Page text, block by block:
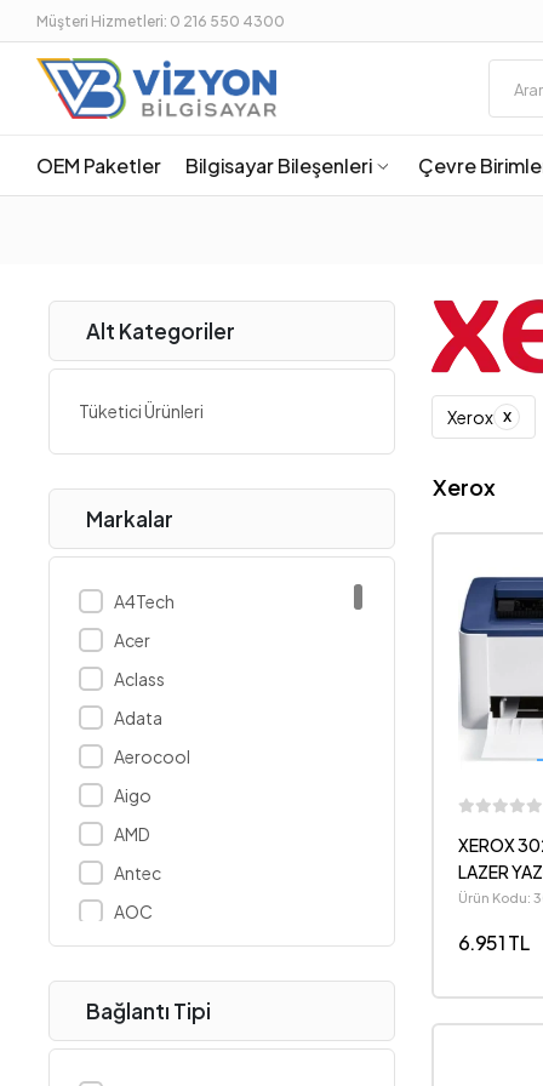
Müşteri Hizmetleri: 0 216 550 4300
OEM Paketler Bilgisayar Bileşenleri Çevre
Alt Kategoriler
Tüketici Ürünleri
Markalar
A4Tech
Acer
Aclass
Adata
Aerocool
Aigo
AMD
Antec
AOC
Apacer
Apple
Arctic
Bağlantı Tipi
Xerox x
Xerox
XEROX
LAZER
Ürün Kodu:
6.951 TL